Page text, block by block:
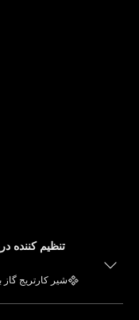
تنظیم کننده
شیر کارتریج گاز